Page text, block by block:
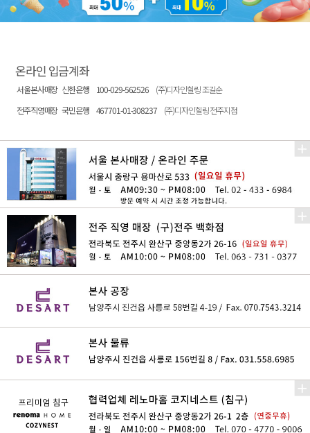
온라인 입금계좌
서울본사매장 신한은행 100-029-562526
(주)디자인힐링 조길순
전주직영매장 국민은행 467701-01-308237 (주)디자인힐링 전주지점